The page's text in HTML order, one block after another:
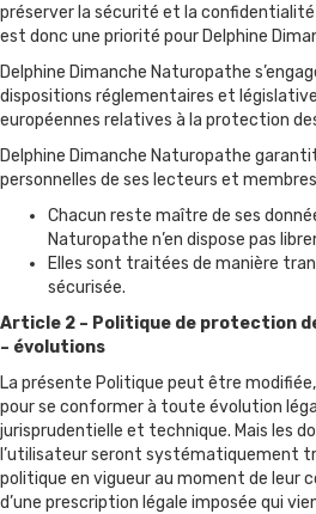
préserver la sécurité et la confidentialité
est donc une priorité pour Delphine
Delphine Dimanche Naturopathe
dispositions réglementaires et
européennes relatives à la protection
Delphine Dimanche Naturopathe
personnelles de ses lecteurs et
Chacun reste maître de ses
Naturopathe n’en dispose pas
Elles sont traitées de manière
sécurisée.
Article 2 – Politique de protection
– évolutions
La présente Politique peut être
pour se conformer à toute évolution
jurisprudentielle et technique. Mais les
l’utilisateur seront systématiquement
politique en vigueur au moment de leur
d’une prescription légale imposée qui